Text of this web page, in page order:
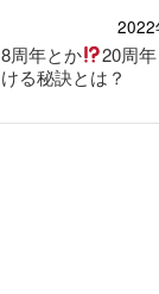
2022
8周年とか 20周
ける秘訣とは？